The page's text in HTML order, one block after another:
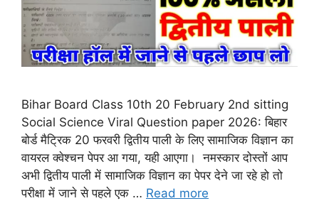
Bihar Board Class 10th 20 February 2nd sitting
Social Science Viral Question paper 2026: बिहार
बोर्ड मैट्रिक 20 फरवरी द्वितीय पाली के लिए सामाजिक विज्ञान का
वायरल क्वेश्चन पेपर आ गया, यही आएगा। नमस्कार दोस्तों आप
अभी द्वितीय पाली में सामाजिक विज्ञान का पेपर देने जा रहे हो तो
परीक्षा में जाने से पहले एक … Read more